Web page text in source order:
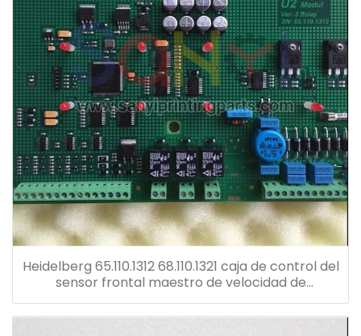
Heidelberg 65.110.1312 68.110.1321 caja de control del
sensor frontal maestro de velocidad de
reemplazo u2 tablero eléctrico